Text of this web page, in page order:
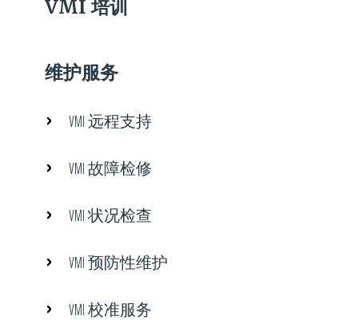
VMI 培训
维护服务
VMI 远程支持
VMI 故障检修
VMI 状况检查
VMI 预防性维护
VMI 校准服务